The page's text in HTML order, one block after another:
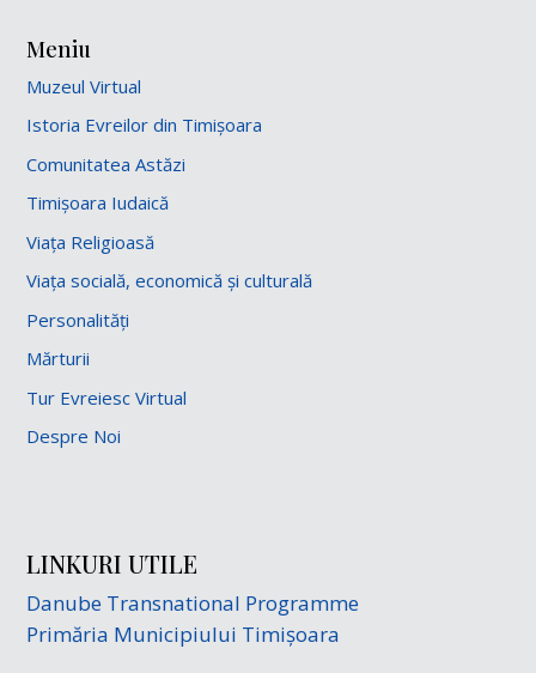
Meniu
Muzeul Virtual
Istoria Evreilor din Timișoara
Comunitatea Astăzi
Timișoara Iudaică
Viața Religioasă
Viața socială, economică și culturală
Personalități
Mărturii
Tur Evreiesc Virtual
Despre Noi
LINKURI UTILE
Danube Transnational Programme
Primăria Municipiului Timișoara